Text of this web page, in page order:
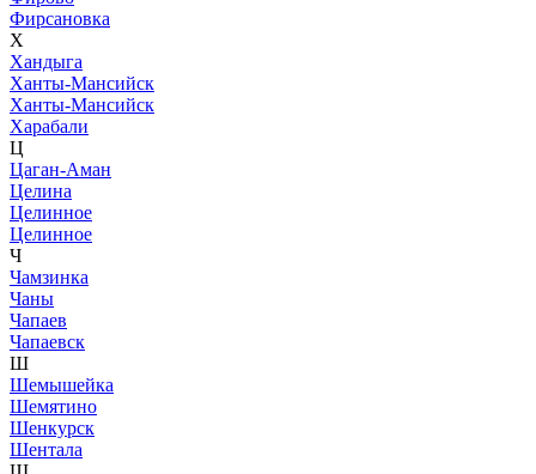
Фирсановка
Х
Хандыга
Ханты-Мансийск
Ханты-Мансийск
Харабали
Ц
Цаган-Аман
Целина
Целинное
Целинное
Ч
Чамзинка
Чаны
Чапаев
Чапаевск
Ш
Шемышейка
Шемятино
Шенкурск
Шентала